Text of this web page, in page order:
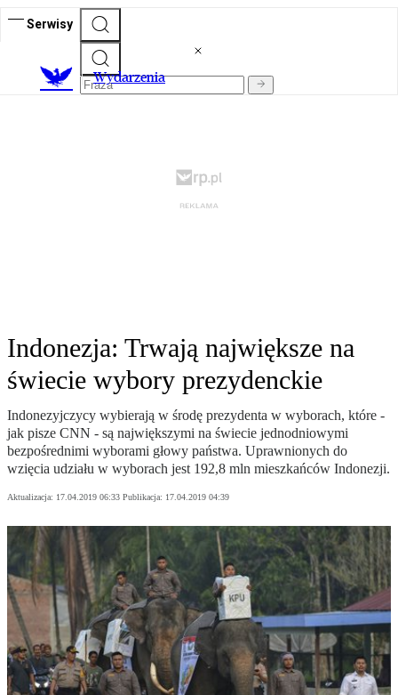
Serwisy
Wydarzenia
Indonezja: Trwają największe na
świecie wybory prezydenckie
Indonezyjczycy wybierają w środę prezydenta w wyborach, które -
jak pisze CNN - są największymi na świecie jednodniowymi
bezpośrednimi wyborami głowy państwa. Uprawnionych do
wzięcia udziału w wyborach jest 192,8 mln mieszkańców Indonezji.
Aktualizacja: 17.04.2019 06:33 Publikacja: 17.04.2019 04:39